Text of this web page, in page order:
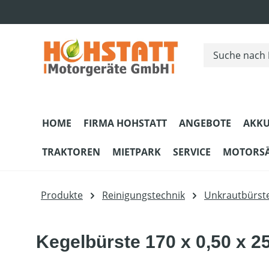
HOME FIRMA HOHSTATT ANGEBOTE
TRAKTOREN MIETPARK SERVICE
Produkte Reinigungstechnik
Kegelbürste 170 x 0,50 x